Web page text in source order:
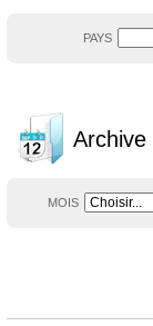
PAYS
Archive
MOIS